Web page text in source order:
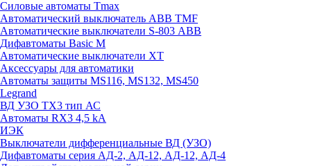
Силовые автоматы Tmax
Автоматический выключатель ABB TMF
Автоматические выключатели S-803 АВВ
Дифавтоматы Basic M
Автоматические выключатели XT
Аксессуары для автоматики
Автоматы защиты MS116, MS132, MS450
Legrand
ВД УЗО TX3 тип АС
Автоматы RX3 4,5 kA
ИЭК
Выключатели дифференциальные ВД (УЗО)
Дифавтоматы серия АД-2, АД-12, АД-12, АД-4